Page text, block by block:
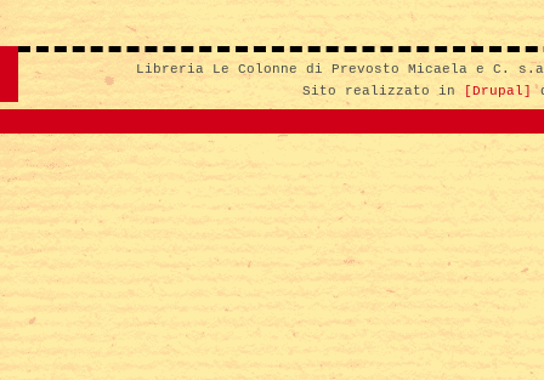
Libreria Le Colonne di Prevosto Micaela e C.
Sito realizzato in
[Drupal]